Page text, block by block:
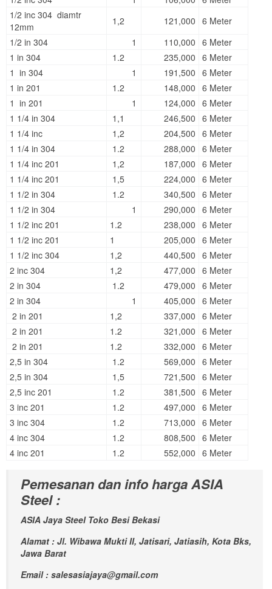
1/2 inc 304 diamtr
12mm
1,2 121,000 6 Meter
1/2 in 304
1 110,000 6 Meter
1 in 304
1.2 235,000 6 Meter
1 in 304
1 191,500 6 Meter
1 in 201
1.2 148,000 6 Meter
1 in 201
1 124,000 6 Meter
1 1/4 in 304
1,1 246,500 6 Meter
1 1/4 inc
1,2 204,500 6 Meter
1 1/4 in 304
1.2 288,000 6 Meter
1 1/4 inc 201
1,2 187,000 6 Meter
1 1/4 inc 201
1,5 224,000 6 Meter
1 1/2 in 304
1.2 340,500 6 Meter
1 1/2 in 304
1 290,000 6 Meter
1 1/2 inc 201
1.2 238,000 6 Meter
1 1/2 inc 201
1 205,000 6 Meter
1 1/2 inc 304
1,2 440,500 6 Meter
2 inc 304
1,2 477,000 6 Meter
2 in 304
1.2 479,000 6 Meter
2 in 304
1 405,000 6 Meter
2 in 201
1,2 337,000 6 Meter
2 in 201
1.2 321,000 6 Meter
2 in 201
1.2 332,000 6 Meter
2,5 in 304
1.2 569,000 6 Meter
2,5 in 304
1,5 721,500 6 Meter
2,5 inc 201
1.2 381,500 6 Meter
3 inc 201
1.2 497,000 6 Meter
3 inc 304
1.2 713,000 6 Meter
4 inc 304
1.2 808,500 6 Meter
4 inc 201
1.2 552,000 6 Meter
Pemesanan dan info harga ASIA
Steel :
ASIA Jaya Steel Toko Besi Bekasi
Alamat : Jl. Wibawa Mukti II, Jatisari, Jatiasih, Kota Bks,
Jawa Barat
Email : salesasiajaya@gmail.com